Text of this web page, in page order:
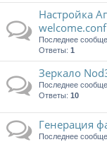
Настройка
welcome.conf
Последнее
Ответы: 1
Зеркало
Последнее
Ответы: 10
Генерация
Последнее